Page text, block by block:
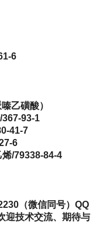
6
乙磺酸）
367-93-1
41-7
6
/79338-84-4
（微信同号）QQ
迎技术交流、期待与